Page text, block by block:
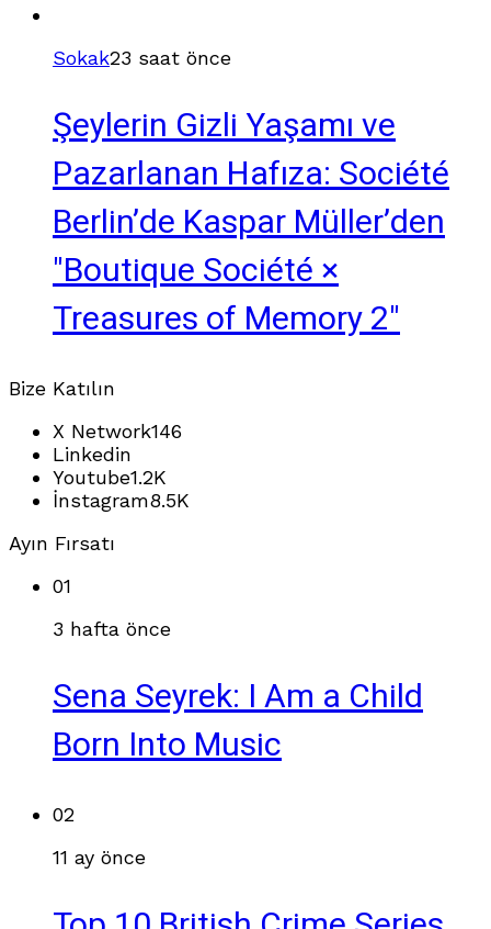
Sokak23 saat önce
Şeylerin Gizli Yaşamı ve
Pazarlanan Hafıza: Société
Berlin’de Kaspar Müller’den
"Boutique Société ×
Treasures of Memory 2"
Bize Katılın
X Network146
Linkedin
Youtube1.2K
İnstagram8.5K
Ayın Fırsatı
01
3 hafta önce
Sena Seyrek: I Am a Child
Born Into Music
02
11 ay önce